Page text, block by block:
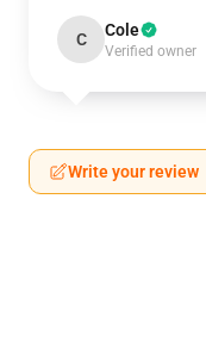
C Cole
Verified owner
Write your review